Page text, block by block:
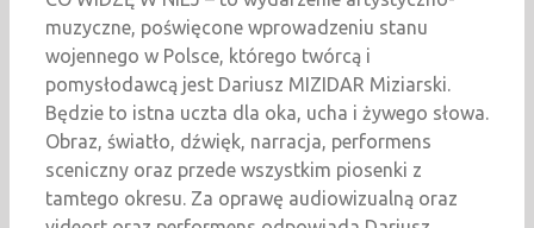
muzyczne, poświęcone wprowadzeniu stanu
wojennego w Polsce, którego twórcą i
pomysłodawcą jest Dariusz MIZIDAR Miziarski.
Będzie to istna uczta dla oka, ucha i żywego słowa.
Obraz, światło, dźwięk, narracja, performens
sceniczny oraz przede wszystkim piosenki z
tamtego okresu. Za oprawę audiowizualną oraz